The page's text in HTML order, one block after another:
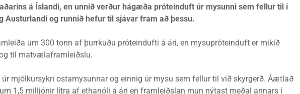
á Íslandi, en unnið verður hágæða próteinduft úr mysunni sem fellur til í
Austurlandi og runnið hefur til sjávar fram að þessu.
um 300 tonn af þurrkuðu próteindufti á ári, en mysupróteinduft er mikið
til matvælaframleiðslu.
mjólkursykri ostamysunnar og einnig úr mysu sem fellur til við skyrgerð. Áætlað
1,5 milljónir lítra af ethanóli á ári en framleiðslan mun nýtast meðal annars í